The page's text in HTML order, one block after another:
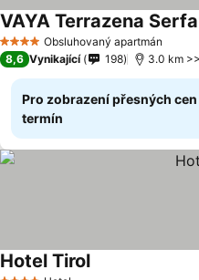
4 Počet hvězdiček
Obsluhovaný apartmán
VAYA Terrazena
8,6 Vynikající 198 3.0 km
Pro zobrazení přesných
termín
Hotel Tirol